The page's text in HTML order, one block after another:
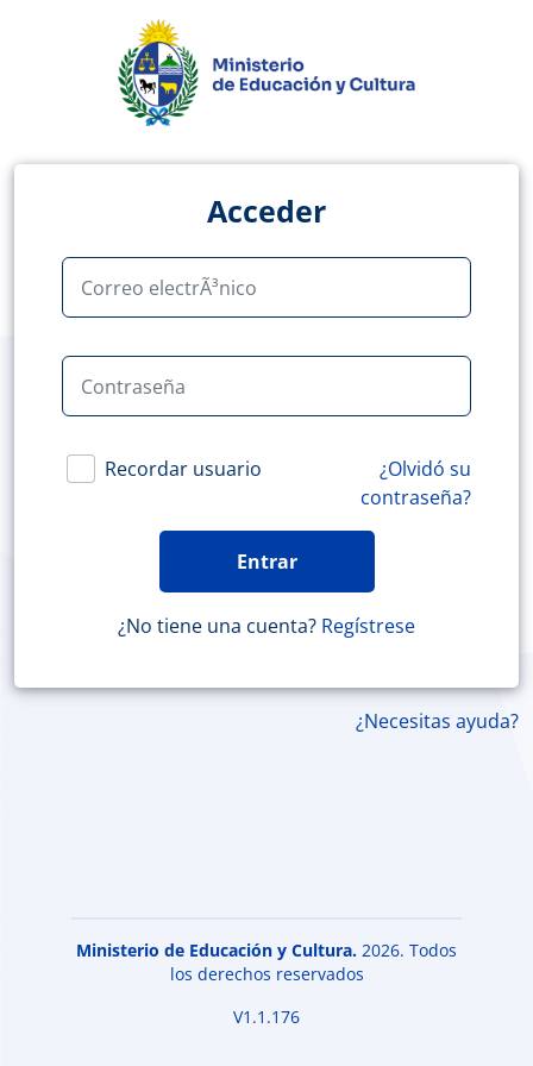
Acceder
Correo electrÃ³nico
Contraseña
Recordar usuario
¿Olvidó su
contraseña?
¿No tiene una cuenta? Regístrese
¿Necesitas ayuda?
Ministerio de Educación y Cultura. 2026. Todos
los derechos reservados
V1.1.176